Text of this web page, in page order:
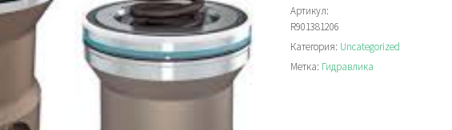
Артикул:
R901381206
Категория: Uncategorized
Метка: Гидравлика